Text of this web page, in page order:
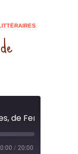
n
de Fernand
/ 20:00